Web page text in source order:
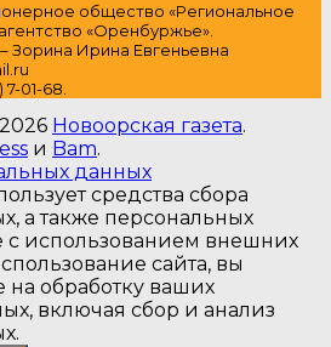
общество «Региональное
«Оренбуржье».
Зорина Ирина Евгеньевна
01-68.
Новоорская газета.
и Bam.
данных
средства сбора
а также персональных
с использованием внешних
сайта, вы
на обработку ваших
включая сбор и анализ